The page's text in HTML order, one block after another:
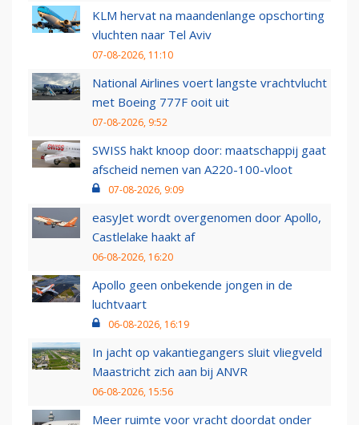
KLM hervat na maandenlange opschorting
vluchten naar Tel Aviv
07-08-2026, 11:10
National Airlines voert langste vrachtvlucht
met Boeing 777F ooit uit
07-08-2026, 9:52
SWISS hakt knoop door: maatschappij gaat
afscheid nemen van A220-100-vloot
07-08-2026, 9:09
easyJet wordt overgenomen door Apollo,
Castlelake haakt af
06-08-2026, 16:20
Apollo geen onbekende jongen in de
luchtvaart
06-08-2026, 16:19
In jacht op vakantiegangers sluit vliegveld
Maastricht zich aan bij ANVR
06-08-2026, 15:56
Meer ruimte voor vracht doordat onder